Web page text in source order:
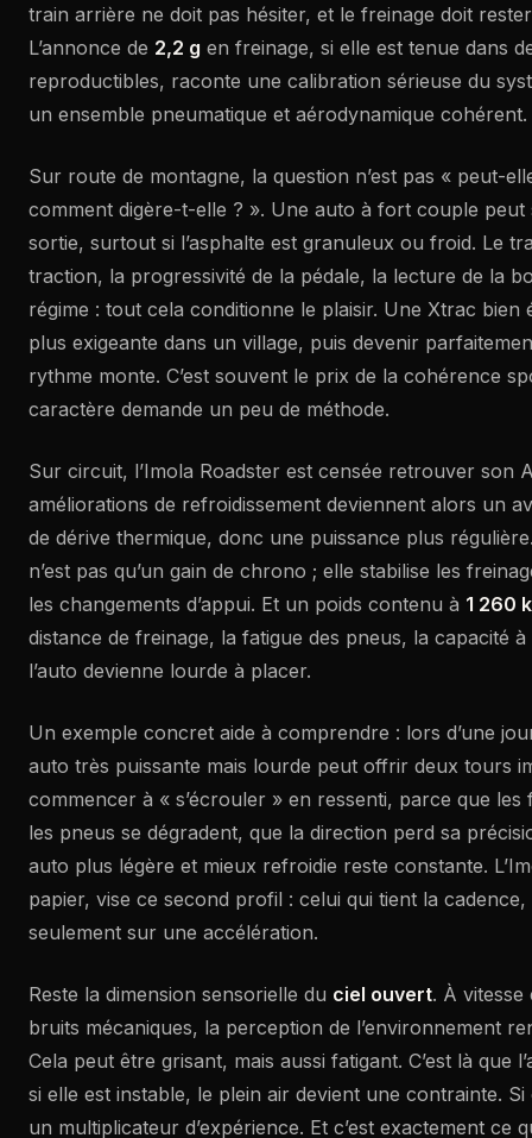
train arrière ne doit pas hésiter, et le freinage doit
L’annonce de 2,2 g en freinage, si elle est tenue dans
reproductibles, raconte une calibration sérieuse du
un ensemble pneumatique et aérodynamique cohérent.
Sur route de montagne, la question n’est pas « peut-
comment digère-t-elle ? ». Une auto à fort couple
sortie, surtout si l’asphalte est granuleux ou froid. Le
traction, la progressivité de la pédale, la lecture de la
régime : tout cela conditionne le plaisir. Une Xtrac bien
plus exigeante dans un village, puis devenir
rythme monte. C’est souvent le prix de la cohérence
caractère demande un peu de méthode.
Sur circuit, l’Imola Roadster est censée retrouver son
améliorations de refroidissement deviennent alors un
de dérive thermique, donc une puissance plus
n’est pas qu’un gain de chrono ; elle stabilise les
les changements d’appui. Et un poids contenu à 1 260
distance de freinage, la fatigue des pneus, la capacité
l’auto devienne lourde à placer.
Un exemple concret aide à comprendre : lors d’une
auto très puissante mais lourde peut offrir deux tours
commencer à « s’écrouler » en ressenti, parce que
les pneus se dégradent, que la direction perd sa
auto plus légère et mieux refroidie reste constante.
papier, vise ce second profil : celui qui tient la
seulement sur une accélération.
Reste la dimension sensorielle du ciel ouvert. À vitesse
bruits mécaniques, la perception de l’environnement
Cela peut être grisant, mais aussi fatigant. C’est là que
si elle est instable, le plein air devient une contrainte. Si
un multiplicateur d’expérience. Et c’est exactement ce